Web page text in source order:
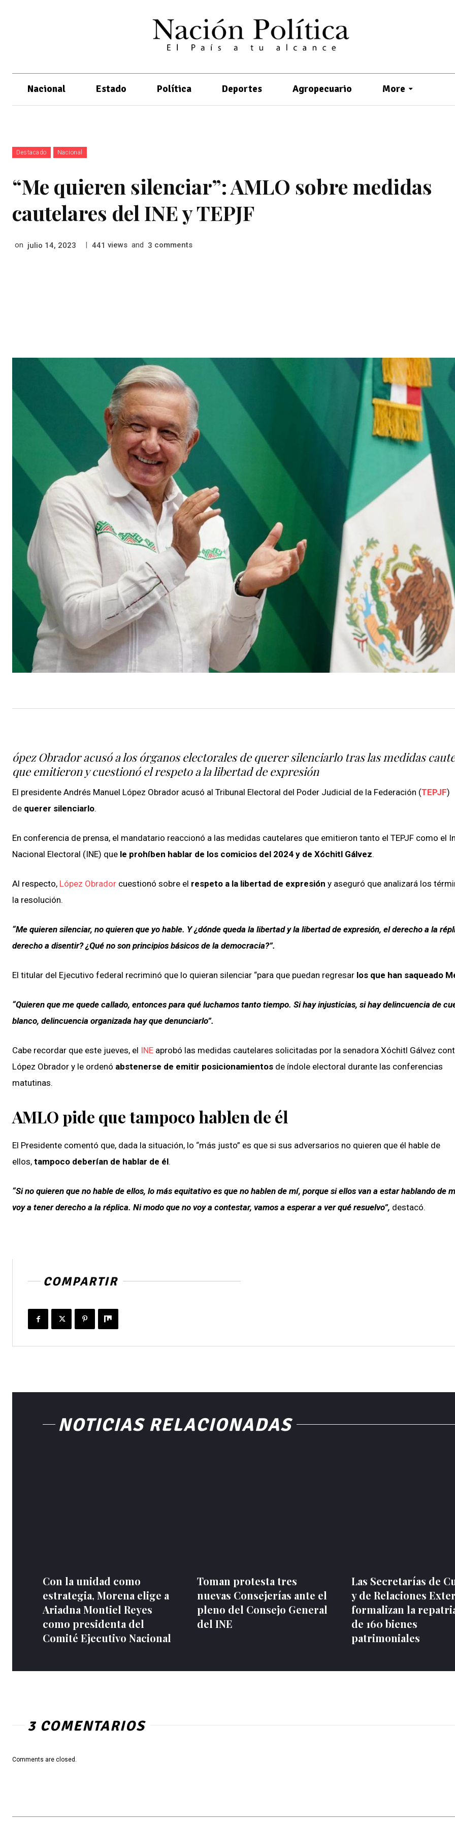
Nacional Estado Política Deportes Agropecuario More
Destacado Nacional
“Me quieren silenciar”: AMLO sobre medidas
cautelares del INE y TEPJF
on julio 14, 2023 441 views and 3 comments
ópez Obrador acusó a los órganos electorales de querer silenciarlo tras las medidas
que emitieron y cuestionó el respeto a la libertad de expresión
El presidente Andrés Manuel López Obrador acusó al Tribunal Electoral del Poder Judicial de la Federación (TEPJF)
de querer silenciarlo.
En conferencia de prensa, el mandatario reaccionó a las medidas cautelares que emitieron tanto el TEPJF como el
Nacional Electoral (INE) que le prohíben hablar de los comicios del 2024 y de Xóchitl Gálvez.
Al respecto, López Obrador cuestionó sobre el respeto a la libertad de expresión y aseguró que analizará los
la resolución.
“Me quieren silenciar, no quieren que yo hable. Y ¿dónde queda la libertad y la libertad de expresión, el derecho a la
derecho a disentir? ¿Qué no son principios básicos de la democracia?”.
El titular del Ejecutivo federal recriminó que lo quieran silenciar “para que puedan regresar los que han saqueado
“Quieren que me quede callado, entonces para qué luchamos tanto tiempo. Si hay injusticias, si hay delincuencia de
blanco, delincuencia organizada hay que denunciarlo”.
Cabe recordar que este jueves, el INE aprobó las medidas cautelares solicitadas por la senadora Xóchitl Gálvez
López Obrador y le ordenó abstenerse de emitir posicionamientos de índole electoral durante las conferencias
matutinas.
AMLO pide que tampoco hablen de él
El Presidente comentó que, dada la situación, lo “más justo” es que si sus adversarios no quieren que él hable de
ellos, tampoco deberían de hablar de él.
“Si no quieren que no hable de ellos, lo más equitativo es que no hablen de mí, porque si ellos van a estar hablando de
voy a tener derecho a la réplica. Ni modo que no voy a contestar, vamos a esperar a ver qué resuelvo”, destacó.
COMPARTIR
NOTICIAS RELACIONADAS
Con la unidad como
estrategia, Morena elige a
Ariadna Montiel Reyes
como presidenta del
Comité Ejecutivo Nacional
Toman protesta tres
nuevas Consejerías ante el
pleno del Consejo General
del INE
Las Secretarías de
y de Relaciones
formalizan la
de 160 bienes
patrimoniales
3 COMENTARIOS
Comments are closed.